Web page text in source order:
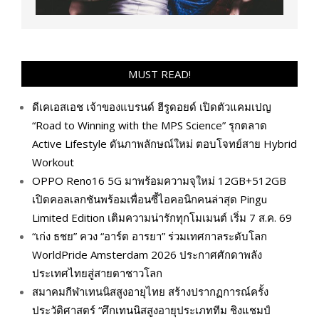
MUST READ!
ดีเคเอสเอช เจ้าของแบรนด์ ฮีรูดอยด์ เปิดตัวแคมเปญ
“Road to Winning with the MPS Science” รุกตลาด
Active Lifestyle ดันภาพลักษณ์ใหม่ ตอบโจทย์สาย Hybrid
Workout
OPPO Reno16 5G มาพร้อมความจุใหม่ 12GB+512GB
เปิดคอลเลกชันพร้อมเพื่อนซี้ไอคอนิกคนล่าสุด Pingu
Limited Edition เติมความน่ารักทุกโมเมนต์ เริ่ม 7 ส.ค. 69
“เก่ง ธชย” ควง “อาร์ต อารยา” ร่วมเทศกาลระดับโลก
WorldPride Amsterdam 2026 ประกาศศักดาพลัง
ประเทศไทยสู่สายตาชาวโลก
สมาคมกีฬาเทนนิสสูงอายุไทย สร้างปรากฏการณ์ครั้ง
ประวัติศาสตร์ “ศึกเทนนิสสูงอายุประเภททีม ชิงแชมป์